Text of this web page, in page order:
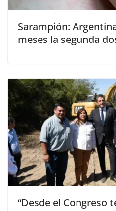
Sarampión:
meses la segunda
“Desde el Congreso